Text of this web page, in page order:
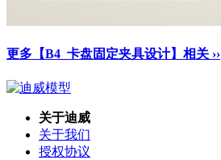
更多【B4_卡盘固定夹具设计】相关 ››
关于迪威
关于我们
授权协议